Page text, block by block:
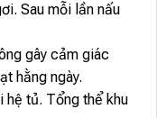
Sau mỗi lần nấu
gây cảm giác
hằng ngày.
hệ tủ. Tổng thể khu